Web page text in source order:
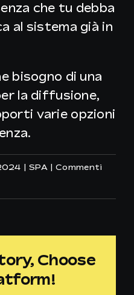
che tu debba
al sistema già in
bisogno di una
la diffusione,
varie opzioni
| SPA | Commenti
Choose